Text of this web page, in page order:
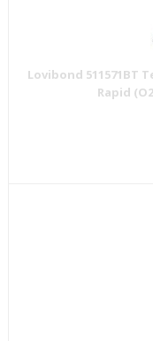
Lovibond 511571BT
Rapid